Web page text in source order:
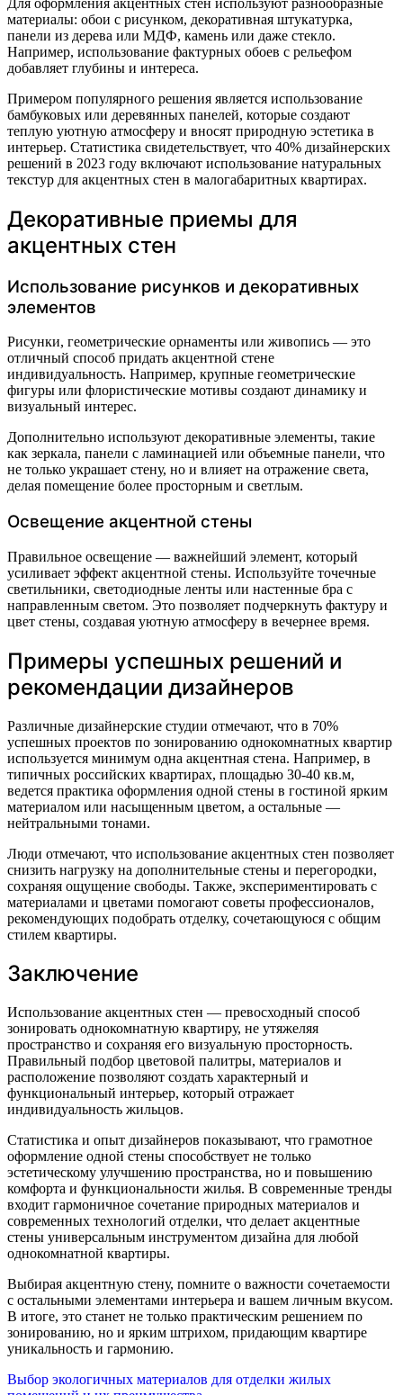
материалы: обои с рисунком, декоративная штукатурка,
панели из дерева или МДФ, камень или даже стекло.
Например, использование фактурных обоев с рельефом
добавляет глубины и интереса.
Примером популярного решения является использование
бамбуковых или деревянных панелей, которые создают
теплую уютную атмосферу и вносят природную эстетика в
интерьер. Статистика свидетельствует, что 40% дизайнерских
решений в 2023 году включают использование натуральных
текстур для акцентных стен в малогабаритных квартирах.
Декоративные приемы для
акцентных стен
Использование рисунков и декоративных
элементов
Рисунки, геометрические орнаменты или живопись — это
отличный способ придать акцентной стене
индивидуальность. Например, крупные геометрические
фигуры или флористические мотивы создают динамику и
визуальный интерес.
Дополнительно используют декоративные элементы, такие
как зеркала, панели с ламинацией или объемные панели, что
не только украшает стену, но и влияет на отражение света,
делая помещение более просторным и светлым.
Освещение акцентной стены
Правильное освещение — важнейший элемент, который
усиливает эффект акцентной стены. Используйте точечные
светильники, светодиодные ленты или настенные бра с
направленным светом. Это позволяет подчеркнуть фактуру и
цвет стены, создавая уютную атмосферу в вечернее время.
Примеры успешных решений и
рекомендации дизайнеров
Различные дизайнерские студии отмечают, что в 70%
успешных проектов по зонированию однокомнатных квартир
используется минимум одна акцентная стена. Например, в
типичных российских квартирах, площадью 30-40 кв.м,
ведется практика оформления одной стены в гостиной ярким
материалом или насыщенным цветом, а остальные —
нейтральными тонами.
Люди отмечают, что использование акцентных стен позволяет
снизить нагрузку на дополнительные стены и перегородки,
сохраняя ощущение свободы. Также, экспериментировать с
материалами и цветами помогают советы профессионалов,
рекомендующих подобрать отделку, сочетающуюся с общим
стилем квартиры.
Заключение
Использование акцентных стен — превосходный способ
зонировать однокомнатную квартиру, не утяжеляя
пространство и сохраняя его визуальную просторность.
Правильный подбор цветовой палитры, материалов и
расположение позволяют создать характерный и
функциональный интерьер, который отражает
индивидуальность жильцов.
Статистика и опыт дизайнеров показывают, что грамотное
оформление одной стены способствует не только
эстетическому улучшению пространства, но и повышению
комфорта и функциональности жилья. В современные тренды
входит гармоничное сочетание природных материалов и
современных технологий отделки, что делает акцентные
стены универсальным инструментом дизайна для любой
однокомнатной квартиры.
Выбирая акцентную стену, помните о важности сочетаемости
с остальными элементами интерьера и вашем личным вкусом.
В итоге, это станет не только практическим решением по
зонированию, но и ярким штрихом, придающим квартире
уникальность и гармонию.
Навигация
Выбор экологичных материалов для отделки жилых